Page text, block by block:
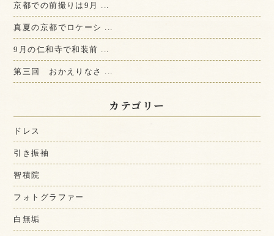
京都での前撮りは9月 ...
真夏の京都でロケーシ ...
9月の仁和寺で和装前 ...
第三回 おかえりなさ ...
カテゴリー
ドレス
引き振袖
智積院
フォトグラファー
白無垢